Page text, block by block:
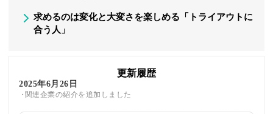
求めるのは変化と大変さを楽しめる「トライアウトに
合う人」
更新履歴
2025年6月26日
関連企業の紹介を追加しました